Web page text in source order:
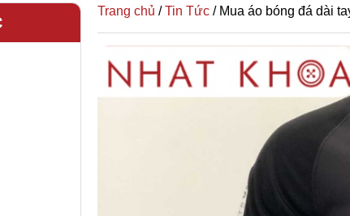
Trang chủ /Tin Tức / Mua áo bóng đá dài